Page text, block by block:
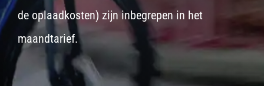
de oplaadkosten) zijn inbegrepen in het
maandtarief.